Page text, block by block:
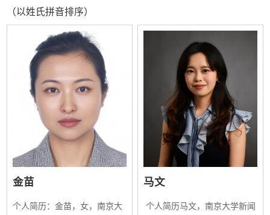
（以姓氏拼音排序）
金苗
个人简历：金苗，女，南京大
马文
个人简历马文，南京大学新闻